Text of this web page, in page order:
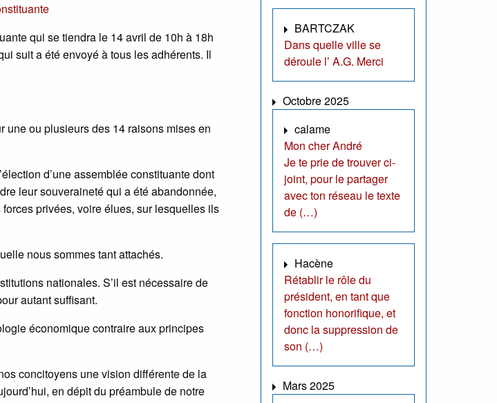
qui se tiendra le 14 avril de 10h à 18h
suit a été envoyé à tous les adhérents. Il
une ou plusieurs des 14 raisons mises en
d’une assemblée constituante dont
leur souveraineté qui a été abandonnée,
privées, voire élues, sur lesquelles ils
nous sommes tant attachés.
nationales. S’il est nécessaire de
autant suffisant.
économique contraire aux principes
concitoyens une vision différente de la
en dépit du préambule de notre
BARTCZAK
Dans quelle ville se
déroule l’ A.G. Merci
Octobre 2025
calame
Mon cher André
Je te prie de trouver ci-
joint, pour le partager
avec ton réseau le texte
de (…)
Hacène
Rétablir le rôle du
président, en tant que
fonction honorifique, et
donc la suppression de
son (…)
Mars 2025